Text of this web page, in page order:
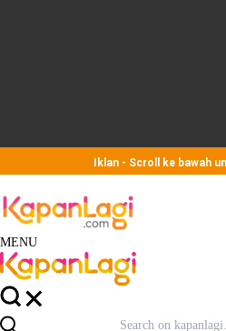
Iklan - Scroll ke bawah
MENU